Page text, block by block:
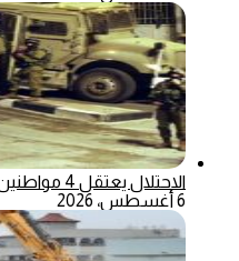
الاحتلال يعتقل 4 مواطنين من محافظة نابلس
6 أغسطس، 2026